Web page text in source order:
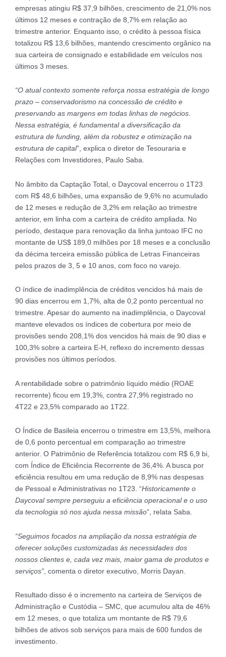
empresas atingiu R$ 37,9 bilhões, crescimento de 21,0% nos
últimos 12 meses e contração de 8,7% em relação ao
trimestre anterior. Enquanto isso, o crédito à pessoa física
totalizou R$ 13,6 bilhões, mantendo crescimento orgânico na
sua carteira de consignado e estabilidade em veículos nos
últimos 3 meses.
“O atual contexto somente reforça nossa estratégia de longo
prazo – conservadorismo na concessão de crédito e
preservando as margens em todas linhas de negócios.
Nessa estratégia, é fundamental a diversificação da
estrutura de funding, além da robustez e otimização na
estrutura de capital”, explica o diretor de Tesouraria e
Relações com Investidores, Paulo Saba.
No âmbito da Captação Total, o Daycoval encerrou o 1T23
com R$ 48,6 bilhões, uma expansão de 9,6% no acumulado
de 12 meses e redução de 3,2% em relação ao trimestre
anterior, em linha com a carteira de crédito ampliada. No
período, destaque para renovação da linha juntoao IFC no
montante de US$ 189,0 milhões por 18 meses e a conclusão
da décima terceira emissão pública de Letras Financeiras
pelos prazos de 3, 5 e 10 anos, com foco no varejo.
O índice de inadimplência de créditos vencidos há mais de
90 dias encerrou em 1,7%, alta de 0,2 ponto percentual no
trimestre. Apesar do aumento na inadimplência, o Daycoval
manteve elevados os índices de cobertura por meio de
provisões sendo 208,1% dos vencidos há mais de 90 dias e
100,3% sobre a carteira E-H, reflexo do incremento dessas
provisões nos últimos períodos.
A rentabilidade sobre o patrimônio líquido médio (ROAE
recorrente) ficou em 19,3%, contra 27,9% registrado no
4T22 e 23,5% comparado ao 1T22.
O Índice de Basileia encerrou o trimestre em 13,5%, melhora
de 0,6 ponto percentual em comparação ao trimestre
anterior. O Patrimônio de Referência totalizou com R$ 6,9 bi,
com Índice de Eficiência Recorrente de 36,4%. A busca por
eficiência resultou em uma redução de 8,9% nas despesas
de Pessoal e Administrativas no 1T23. “Historicamente o
Daycoval sempre perseguiu a eficiência operacional e o uso
da tecnologia só nos ajuda nessa missão”, relata Saba.
“Seguimos focados na ampliação da nossa estratégia de
oferecer soluções customizadas às necessidades dos
nossos clientes e, cada vez mais, maior gama de produtos e
serviços” , comenta o diretor executivo, Morris Dayan.
Resultado disso é o incremento na carteira de Serviços de
Administração e Custódia – SMC, que acumulou alta de 46%
em 12 meses, o que totaliza um montante de R$ 79,6
bilhões de ativos sob serviços para mais de 600 fundos de
investimento.